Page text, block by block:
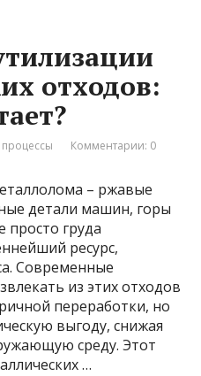
отходов:
Комментарии: 0
– ржавые
детали машин, горы
просто груда
ресурс,
Современные
из этих отходов
переработки, но
выгоду, снижая
среду. Этот
…